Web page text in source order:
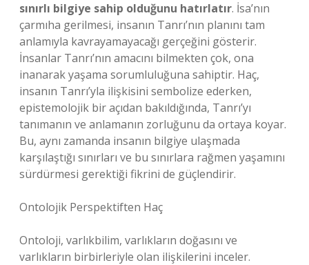
sınırlı bilgiye sahip olduğunu hatırlatır. İsa’nın
çarmıha gerilmesi, insanın Tanrı’nın planını tam
anlamıyla kavrayamayacağı gerçeğini gösterir.
İnsanlar Tanrı’nın amacını bilmekten çok, ona
inanarak yaşama sorumluluğuna sahiptir. Haç,
insanın Tanrı’yla ilişkisini sembolize ederken,
epistemolojik bir açıdan bakıldığında, Tanrı’yı
tanımanın ve anlamanın zorluğunu da ortaya koyar.
Bu, aynı zamanda insanın bilgiye ulaşmada
karşılaştığı sınırları ve bu sınırlara rağmen yaşamını
sürdürmesi gerektiği fikrini de güçlendirir.
Ontolojik Perspektiften Haç
Ontoloji, varlıkbilim, varlıkların doğasını ve
varlıkların birbirleriyle olan ilişkilerini inceler.